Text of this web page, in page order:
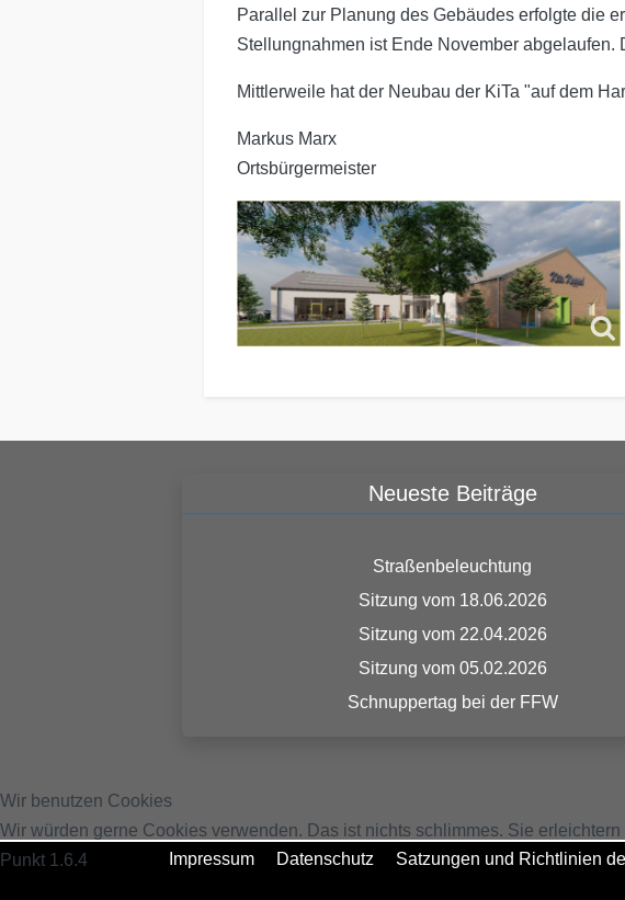
Parallel zur Planung des Gebäudes erfolgte die
Stellungnahmen ist Ende November
Mittlerweile hat der Neubau der KiTa "auf dem
Markus Marx
Ortsbürgermeister
Neueste Beiträge
Straßenbeleuchtung
Sitzung vom 18.06.2026
Sitzung vom 22.04.2026
Sitzung vom 05.02.2026
Schnuppertag bei der FFW
Impressum Datenschutz Satzungen und Richtlinien
Wir benutzen Cookies
Wir würden gerne Cookies verwenden. Das ist nichts schlimmes. Sie
Punkt 1.6.4